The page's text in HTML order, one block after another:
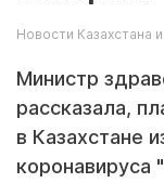
Новости Казахстана
Министр
рассказала,
в Казахстане
коронавируса